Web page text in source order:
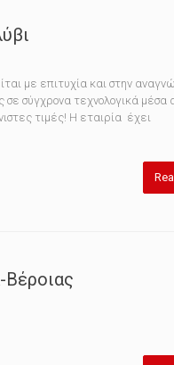
με επιτυχία και στην
σύγχρονα τεχνολογικά μέσα
τιμές! Η εταιρία έχει